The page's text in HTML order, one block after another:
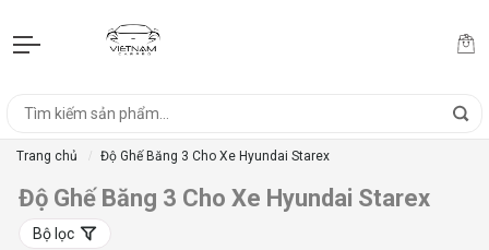
Trang chủ Độ Ghế Băng 3 Cho Xe Hyundai Starex
Độ Ghế Băng 3 Cho Xe Hyundai Starex
Bộ lọc